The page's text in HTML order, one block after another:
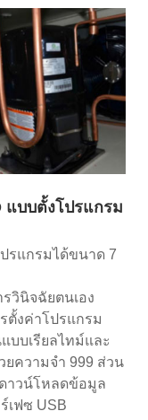
แบบตั้งโปรแกรม
รแกรมได้ขนาด 7
วินิจฉัยตนเอง
ตั้งค่าโปรแกรม
บบเรียลไทม์และ
ความจำ 999 ส่วน
าวน์โหลดข้อมูล
เฟซ USB